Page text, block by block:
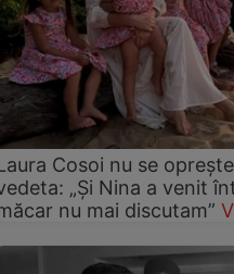
Cosoi nu se
„Și Nina a venit
nu mai discutam”